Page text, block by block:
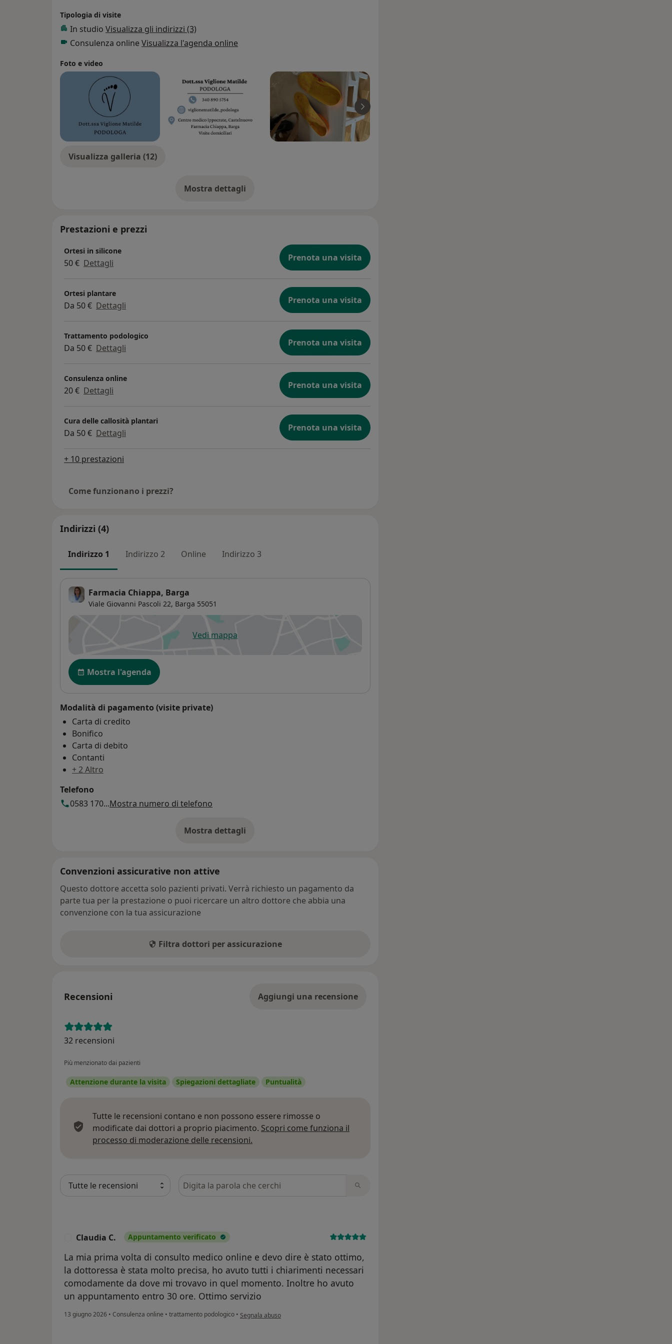
Tipologia di visite
In studio Visualizza gli indirizzi (3)
Consulenza online Visualizza l'agenda online
Foto e video
Visualizza galleria (12)
Mostra dettagli
sull'esperienza
Prestazioni e prezzi
Ortesi in silicone
50 € Dettagli Prenota una visita
Ortesi plantare
Da 50 € Dettagli Prenota una visita
Trattamento podologico
Da 50 € Dettagli Prenota una visita
Consulenza online
20 € Dettagli Prenota una visita
Cura delle callosità plantari
Da 50 € Dettagli Prenota una visita
+ 10 prestazioni
Come funzionano i prezzi?
Indirizzi (4)
Indirizzo 1 Indirizzo 2 Online Indirizzo 3
Farmacia Chiappa, Barga
Viale Giovanni Pascoli 22, Barga 55051
Vedi mappasi apre in una nuova scheda
Disponibilità
Mostra l'agenda
Modalità di pagamento (visite private)
Carta di credito
Bonifico
Carta di debito
Contanti
+ 2 Altro
Telefono
0583 170...Mostra numero di telefono
Mostra dettagli
sull'indirizzo
Convenzioni assicurative non attive
Questo dottore accetta solo pazienti privati. Verrà richiesto un pagamento da
parte tua per la prestazione o puoi ricercare un altro dottore che abbia una
convenzione con la tua assicurazione
Filtra dottori per assicurazione
Recensioni Aggiungi una recensione
32 recensioni
Più menzionato dai pazienti
Attenzione durante la visita Spiegazioni dettagliate Puntualità
Tutte le recensioni contano e non possono essere rimosse o
modificate dai dottori a proprio piacimento. Scopri come funziona il
processo di moderazione delle recensioni.
Cerca nelle recensioni
Claudia C. Appuntamento verificato
La mia prima volta di consulto medico online e devo dire è stato ottimo,
la dottoressa è stata molto precisa, ho avuto tutti i chiarimenti necessari
comodamente da dove mi trovavo in quel momento. Inoltre ho avuto
un appuntamento entro 30 ore. Ottimo servizio
13 giugno 2026 • Consulenza online • trattamento podologico • secondo l'opinione dell'utente Claudia C.
Segnala abuso